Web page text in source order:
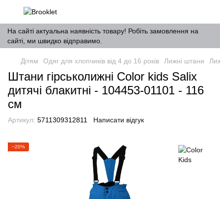
На сайті актуальна наявність товару! Робіть замовлення на
сайті, ми швидко відправимо.
Дітям Одяг для хлопчиків від 4 до 16 років Лижні штани
Штани гірськолижні Color kids Salix
дитячі блакитні - 104453-01101 - 116
см
Артикул: 5711309312811 Написати відгук
−20%